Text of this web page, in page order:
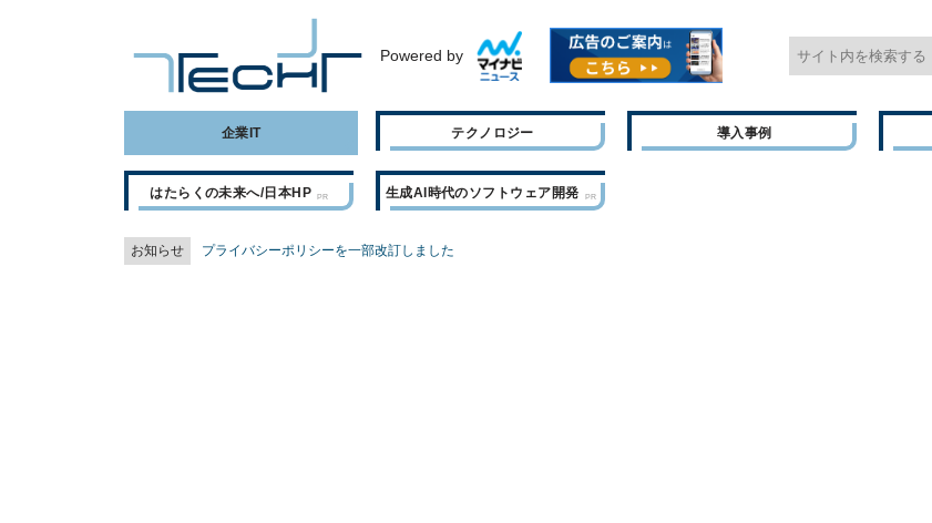
Powered by
企業IT テクノロジー 導入事例
はたらくの未来へ/日本HP 生成AI時代のソフトウェア開発
お知らせ プライバシーポリシーを一部改訂しました